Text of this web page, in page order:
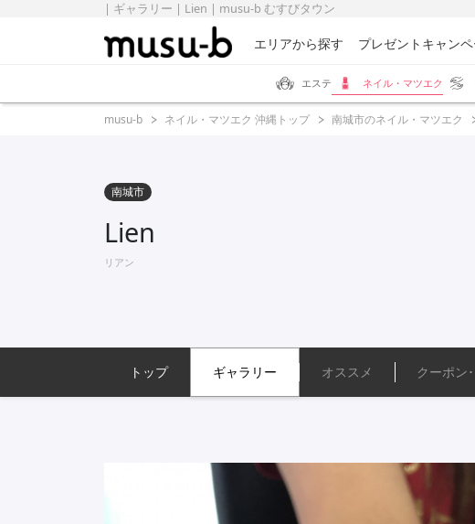
| ギャラリー | Lien | musu-b むすびタウン
エリアから探す プレゼントキャン
エステ ネイル・マツエク
musu-b ネイル・マツエク 沖縄トップ 南城市のネイル・マツエク
南城市
Lien
リアン
トップ ギャラリー オススメ クーポン･